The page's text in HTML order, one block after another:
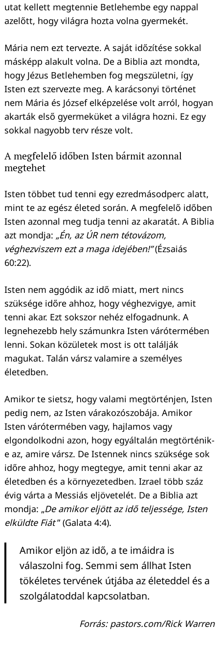
utat kellett megtennie Betlehembe egy nappal
azelőtt, hogy világra hozta volna gyermekét.
Mária nem ezt tervezte. A saját időzítése sokkal
másképp alakult volna. De a Biblia azt mondta,
hogy Jézus Betlehemben fog megszületni, így
Isten ezt szervezte meg. A karácsonyi történet
nem Mária és József elképzelése volt arról, hogyan
akarták első gyermeküket a világra hozni. Ez egy
sokkal nagyobb terv része volt.
A megfelelő időben Isten bármit azonnal
megtehet
Isten többet tud tenni egy ezredmásodperc alatt,
mint te az egész életed során. A megfelelő időben
Isten azonnal meg tudja tenni az akaratát. A Biblia
azt mondja: „Én, az ÚR nem tétovázom,
véghezviszem ezt a maga idejében!”(Ézsaiás
60:22).
Isten nem aggódik az idő miatt, mert nincs
szüksége időre ahhoz, hogy véghezvigye, amit
tenni akar. Ezt sokszor nehéz elfogadnunk. A
legnehezebb hely számunkra Isten várótermében
lenni. Sokan közületek most is ott találják
magukat. Talán vársz valamire a személyes
életedben.
Amikor te sietsz, hogy valami megtörténjen, Isten
pedig nem, az Isten várakozószobája. Amikor
Isten várótermében vagy, hajlamos vagy
elgondolkodni azon, hogy egyáltalán megtörténik-
e az, amire vársz. De Istennek nincs szüksége sok
időre ahhoz, hogy megtegye, amit tenni akar az
életedben és a környezetedben. Izrael több száz
évig várta a Messiás eljövetelét. De a Biblia azt
mondja: „De amikor eljött az idő teljessége, Isten
elküldte Fiát” (Galata 4:4).
Amikor eljön az idő, a te imáidra is
válaszolni fog. Semmi sem állhat Isten
tökéletes tervének útjába az életeddel és a
szolgálatoddal kapcsolatban.
Forrás: pastors.com/Rick Warren